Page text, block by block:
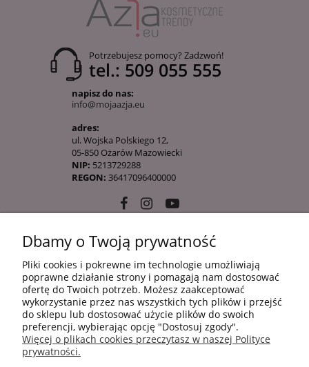
Potrzebujesz pomocy? Zadzwoń!
tel.: 509 055 555
napisz do nas:
info@mojaazja.eu
adres:
ul. Wojska Polskiego 12,
05-850 Ożarów Mazowiecki
NIP: 5213729288
REGON: 36417096400000
10 KROKÓW KOREAŃSKIEJ PIELĘGANCJI
INFORMACJE
ZAKUPY
Dbamy o Twoją prywatność
Pliki cookies i pokrewne im technologie umożliwiają
poprawne działanie strony i pomagają nam dostosować
ofertę do Twoich potrzeb. Możesz zaakceptować
wykorzystanie przez nas wszystkich tych plików i przejść
do sklepu lub dostosować użycie plików do swoich
preferencji, wybierając opcję "Dostosuj zgody".
Więcej o plikach cookies przeczytasz w naszej Polityce
prywatności.